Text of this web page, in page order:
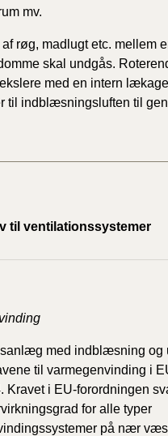
mv.
røg, madlugt etc. mellem
skal undgås.
med en intern
til indblæsningsluften til
til ventilationssystemer
med indblæsning og
til varmegenvinding i
Kravet i EU-forordningen
for alle typer
på nær